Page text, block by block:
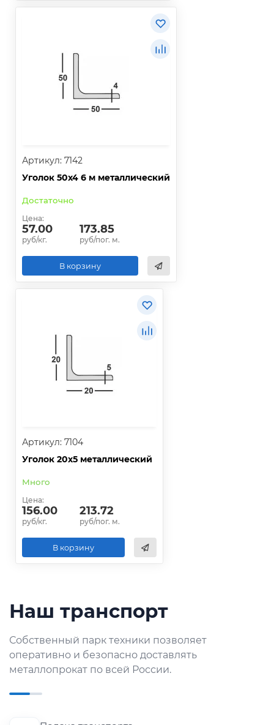
Артикул: 7142
Уголок 50х4 6 м металлический
Достаточно
Цена:
57.00
руб/кг.
173.85
руб/пог. м.
В корзину
Артикул: 7104
Уголок 20х5 металлический
Много
Цена:
156.00
руб/кг.
213.72
руб/пог. м.
В корзину
Наш транспорт
Собственный парк техники позволяет
оперативно и безопасно доставлять
металлопрокат по всей России.